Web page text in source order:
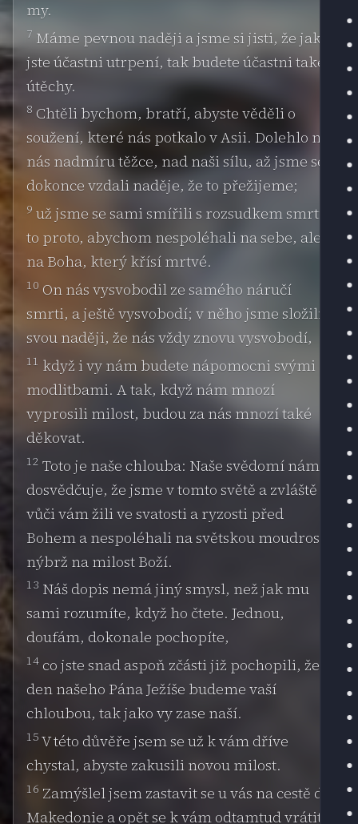
my.
7 Máme pevnou naději a jsme si jisti, že jako
jste účastni utrpení, tak budete účastni také
útěchy.
8 Chtěli bychom, bratří, abyste věděli o
soužení, které nás potkalo v Asii. Dolehlo na
nás nadmíru těžce, nad naši sílu, až jsme se
dokonce vzdali naděje, že to přežijeme;
9 už jsme se sami smířili s rozsudkem smrti -
to proto, abychom nespoléhali na sebe, ale
na Boha, který křísí mrtvé.
10 On nás vysvobodil ze samého náručí
smrti, a ještě vysvobodí; v něho jsme složili
svou naději, že nás vždy znovu vysvobodí,
11 když i vy nám budete nápomocni svými
modlitbami. A tak, když nám mnozí
vyprosili milost, budou za nás mnozí také
děkovat.
12 Toto je naše chlouba: Naše svědomí nám
dosvědčuje, že jsme v tomto světě a zvláště
vůči vám žili ve svatosti a ryzosti před
Bohem a nespoléhali na světskou moudrost,
nýbrž na milost Boží.
13 Náš dopis nemá jiný smysl, než jak mu
sami rozumíte, když ho čtete. Jednou,
doufám, dokonale pochopíte,
14 co jste snad aspoň zčásti již pochopili, že v
den našeho Pána Ježíše budeme vaší
chloubou, tak jako vy zase naší.
15 V této důvěře jsem se už k vám dříve
chystal, abyste zakusili novou milost.
16 Zamýšlel jsem zastavit se u vás na cestě do
Makedonie a opět se k vám odtamtud vrátit,